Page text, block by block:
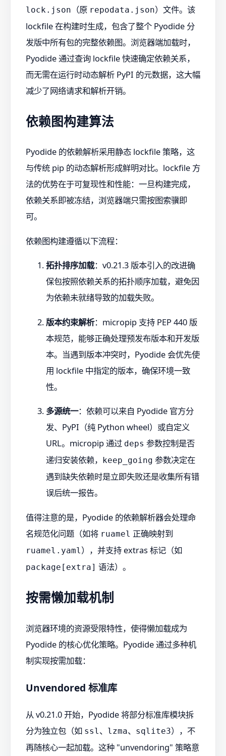
lock.json
（原 repodata.json）文件。该
lockfile 在构建时生成，包含了整个 Pyodide 分
发版中所有包的完整依赖图。浏览器端加载时，
Pyodide 通过查询 lockfile 快速确定依赖关系，
而无需在运行时动态解析 PyPI 的元数据，这大幅
减少了网络请求和解析开销。
依赖图构建算法
Pyodide 的依赖解析采用静态 lockfile 策略，这
与传统 pip 的动态解析形成鲜明对比。lockfile 方
法的优势在于可复现性和性能：一旦构建完成，
依赖关系即被冻结，浏览器端只需按图索骥即
可。
依赖图构建遵循以下流程：
拓扑排序加载：v0.21.3 版本引入的改进确
保包按照依赖关系的拓扑顺序加载，避免因
为依赖未就绪导致的加载失败。
版本约束解析：micropip 支持 PEP 440 版
本规范，能够正确处理预发布版本和开发版
本。当遇到版本冲突时，Pyodide 会优先使
用 lockfile 中指定的版本，确保环境一致
性。
多源统一：依赖可以来自 Pyodide 官方分
发、PyPI（纯 Python wheel）或自定义
URL。micropip 通过 deps 参数控制是否
递归安装依赖，
keep_going 参数决定在
遇到缺失依赖时是立即失败还是收集所有错
误后统一报告。
值得注意的是，Pyodide 的依赖解析器会处理命
名规范化问题（如将 ruamel 正确映射到
ruamel.yaml），并支持 extras 标记（如
package[extra] 语法）。
按需懒加载机制
浏览器环境的资源受限特性，使得懒加载成为
Pyodide 的核心优化策略。Pyodide 通过多种机
制实现按需加载：
Unvendored 标准库
从 v0.21.0 开始，Pyodide 将部分标准库模块拆
分为独立包（如 ssl、 lzma、 sqlite3），不
再随核心一起加载。这种 "unvendoring" 策略意